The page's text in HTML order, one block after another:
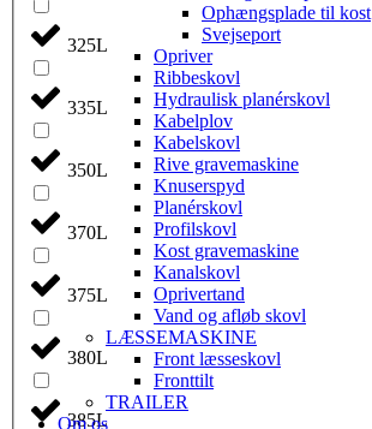
325L
335L
350L
370L
375L
380L
385L
Ophængsplade til kost
Svejseport
Opriver
Ribbeskovl
Hydraulisk planérskovl
Kabelplov
Kabelskovl
Rive gravemaskine
Knuserspyd
Planérskovl
Profilskovl
Kost gravemaskine
Kanalskovl
Oprivertand
Vand og afløb skovl
LÆSSEMASKINE
Front læsseskovl
Fronttilt
TRAILER
Om os